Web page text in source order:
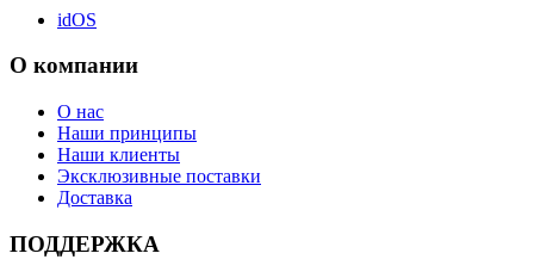
idOS
О компании
О нас
Наши принципы
Наши клиенты
Эксклюзивные поставки
Доставка
ПОДДЕРЖКА